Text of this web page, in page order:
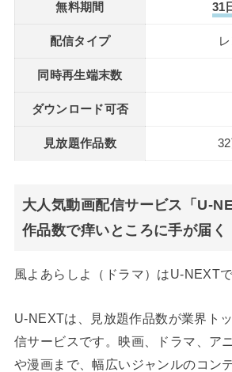
無料期間 31
配信タイプ
同時再生端末数
ダウンロード可否
見放題作品数
大人気動画配信サービス「U-
作品数で痒いところに手が届く
風よあらしよ（ドラマ）はU-NEXT
U-NEXTは、見放題作品数が業界ト
信サービスです。映画、ドラマ、ア
や漫画まで、幅広いジャンルのコン